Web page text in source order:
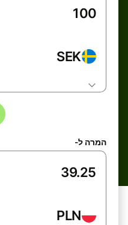
SEK
המרה ל-
PLN